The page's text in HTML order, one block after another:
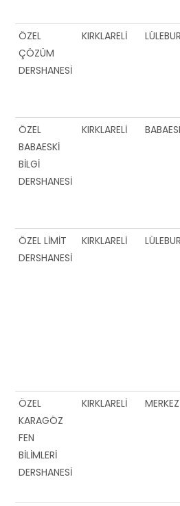
ÖZEL
ÇÖZÜM
DERSHANESİ
KIRKLARELİ
ÖZEL
BABAESKİ
BİLGİ
DERSHANESİ
KIRKLARELİ
ÖZEL LİMİT
DERSHANESİ
KIRKLARELİ
ÖZEL
KARAGÖZ
FEN
BİLİMLERİ
DERSHANESİ
KIRKLARELİ MERKEZ